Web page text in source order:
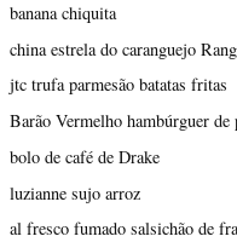
banana chiquita
china estrela do caranguejo
jtc trufa parmesão batatas fritas
Barão Vermelho hambúrguer de
bolo de café de Drake
luzianne sujo arroz
al fresco fumado salsichão de